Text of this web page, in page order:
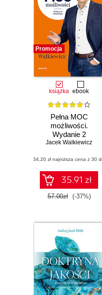
Promocja
książka ebook
Pełna MOC
możliwości.
Wydanie 2
rozszerzone
Jacek Walkiewicz
(34,20 zł najniższa cena z 30
35.91 zł
57.00zł (-37%)